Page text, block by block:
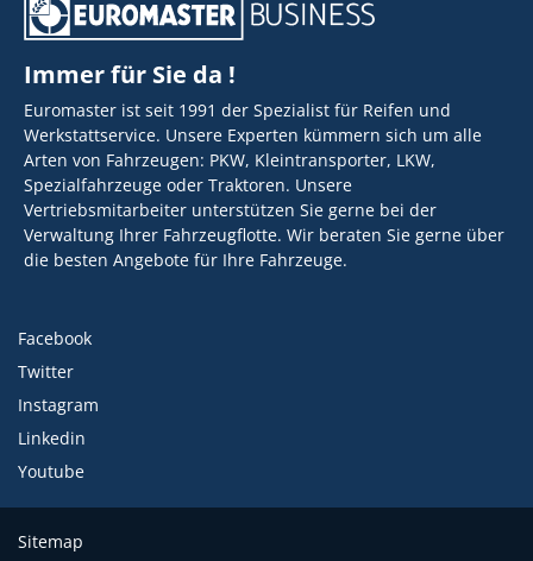
Immer für Sie da !
Euromaster ist seit 1991 der Spezialist für Reifen und
Werkstattservice. Unsere Experten kümmern sich um alle
Arten von Fahrzeugen: PKW, Kleintransporter, LKW,
Spezialfahrzeuge oder Traktoren. Unsere
Vertriebsmitarbeiter unterstützen Sie gerne bei der
Verwaltung Ihrer Fahrzeugflotte. Wir beraten Sie gerne über
die besten Angebote für Ihre Fahrzeuge.
Facebook
Twitter
Instagram
Linkedin
Youtube
Sitemap